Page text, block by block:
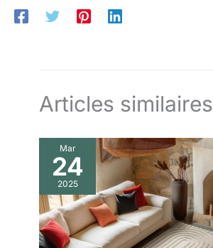
Articles similaires
Mar
24
2025